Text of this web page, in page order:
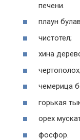
печени.
плаун
чистотел;
хина
чертополох;
чемерица
горькая
орех
фосфор.